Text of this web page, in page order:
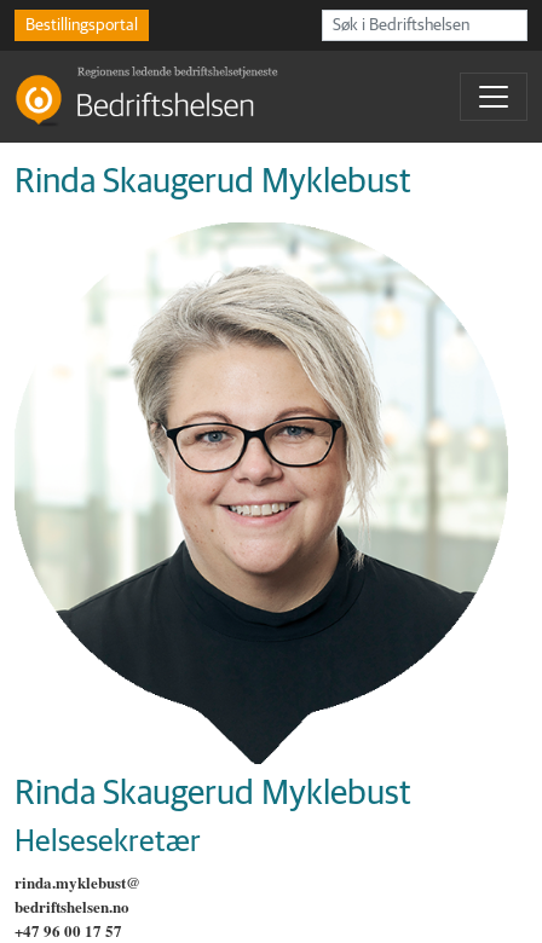
Bestillingsportal
Rinda Skaugerud Myklebust
Rinda Skaugerud Myklebust
Helsesekretær
rinda.myklebust@
bedriftshelsen.no
+47 96 00 17 57